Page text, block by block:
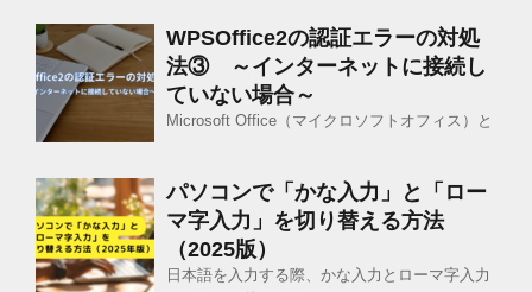
WPSOffice2の認証エラーの対処
法③ ～インターネットに接続し
ていない場合～
Microsoft Office（マイクロソフトオフィス）と
パソコンで「かな入力」と「ロー
マ字入力」を切り替える方法
（2025版）
日本語を入力する際、かな入力とローマ字入力